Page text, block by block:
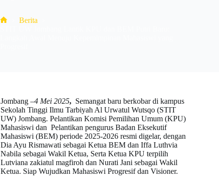
Berita
Jombang –4 Mei 2025, Semangat baru berkobar di kampus
Sekolah Tinggi Ilmu Tarbiyah Al Urwatul Wutsqo (STIT
UW) Jombang. Pelantikan Komisi Pemilihan Umum (KPU)
Mahasiswi dan Pelantikan pengurus Badan Eksekutif
Mahasiswi (BEM) periode 2025-2026 resmi digelar, dengan
Dia Ayu Rismawati sebagai Ketua BEM dan Iffa Luthvia
Nabila sebagai Wakil Ketua, Serta Ketua KPU terpilih
Lutviana zakiatul magfiroh dan Nurati Jani sebagai Wakil
Ketua. Siap Wujudkan Mahasiswi Progresif dan Visioner.